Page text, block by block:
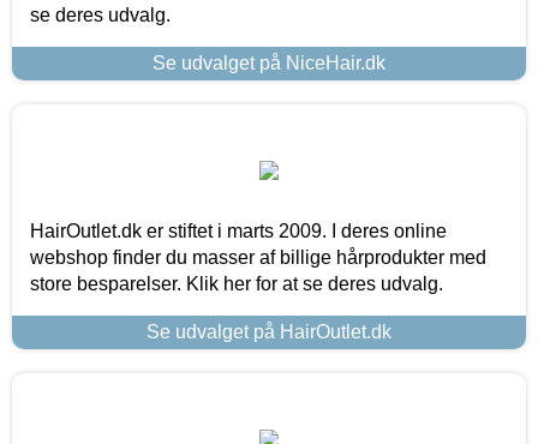
se deres udvalg.
Se udvalget på NiceHair.dk
HairOutlet.dk er stiftet i marts 2009. I deres online
webshop finder du masser af billige hårprodukter med
store besparelser. Klik her for at se deres udvalg.
Se udvalget på HairOutlet.dk